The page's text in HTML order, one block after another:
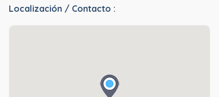
Localización / Contacto :